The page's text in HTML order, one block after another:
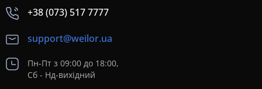
+38 (073) 517 7777
support@weilor.ua
Пн-Пт з 09:00 до 18:00,
Сб - Нд-вихідний